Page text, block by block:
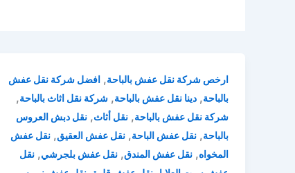
ارخص شركة نقل عفش بالباحة, افضل شركة نقل عفش
بالباحة, دينا نقل عفش بالباحة, شركة نقل اثاث بالباحة,
شركة نقل عفش بالباحة, نقل أثاث, نقل دبش العروس
بالباحة, نقل عفش الباحة, نقل عفش العقيق, نقل عفش
المخواه, نقل عفش المندق, نقل عفش بلجرشي, نقل